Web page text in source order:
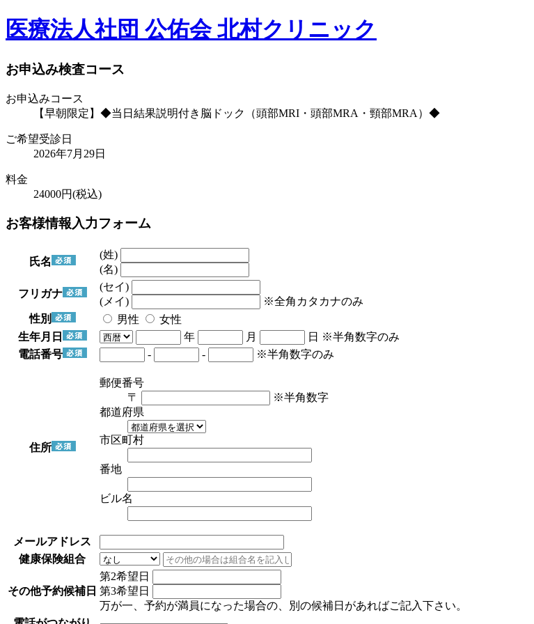
医療法人社団 公佑会 北村クリニック
お申込み検査コース
お申込みコース
【早朝限定】◆当日結果説明付き脳ドック（頭部MRI・頭部MRA・頸部MRA）◆
ご希望受診日
2026年7月29日
料金
24000円(税込)
お客様情報入力フォーム
氏名
(姓)
(名)
フリガナ
(セイ)
(メイ)
※全角カタカナのみ
性別
男性
女性
生年月日
年 月 日 ※半角数字のみ
電話番号
- - ※半角数字のみ
住所
郵便番号
〒
※半角数字
都道府県
市区町村
番地
ビル名
メールアドレス
健康保険組合
その他予約候補日
第2希望日
第3希望日
万が一、予約が満員になった場合の、別の候補日があればご記入下さい。